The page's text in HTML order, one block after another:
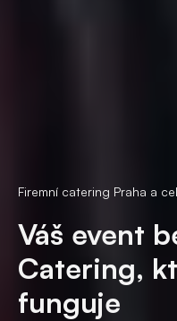
Firemní catering Praha a
Váš event
Catering,
funguje